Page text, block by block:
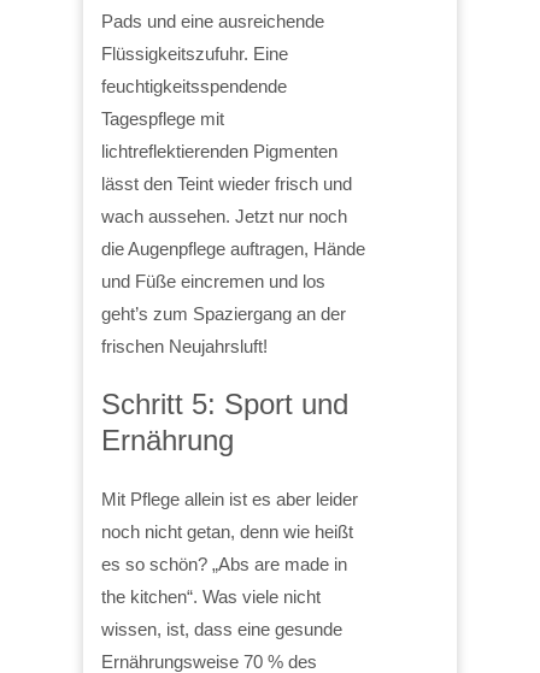
Pads und eine ausreichende
Flüssigkeitszufuhr. Eine
feuchtigkeitsspendende
Tagespflege mit
lichtreflektierenden Pigmenten
lässt den Teint wieder frisch und
wach aussehen. Jetzt nur noch
die Augenpflege auftragen, Hände
und Füße eincremen und los
geht’s zum Spaziergang an der
frischen Neujahrsluft!
Schritt 5: Sport und
Ernährung
Mit Pflege allein ist es aber leider
noch nicht getan, denn wie heißt
es so schön? „Abs are made in
the kitchen“. Was viele nicht
wissen, ist, dass eine gesunde
Ernährungsweise 70 % des